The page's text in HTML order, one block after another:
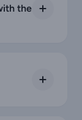
the